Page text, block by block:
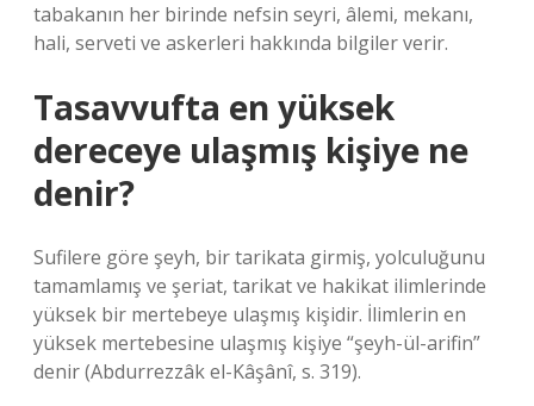
tabakanın her birinde nefsin seyri, âlemi, mekanı,
hali, serveti ve askerleri hakkında bilgiler verir.
Tasavvufta en yüksek
dereceye ulaşmış kişiye ne
denir?
Sufilere göre şeyh, bir tarikata girmiş, yolculuğunu
tamamlamış ve şeriat, tarikat ve hakikat ilimlerinde
yüksek bir mertebeye ulaşmış kişidir. İlimlerin en
yüksek mertebesine ulaşmış kişiye “şeyh-ül-arifin”
denir (Abdurrezzâk el-Kâşânî, s. 319).